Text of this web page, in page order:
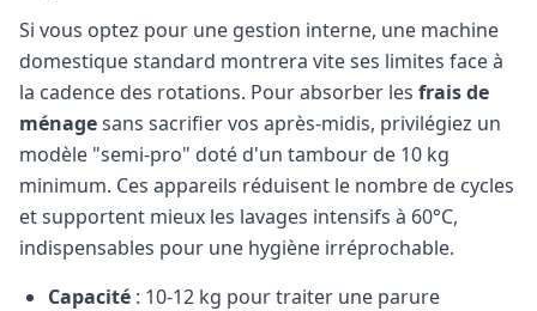
Si vous optez pour une gestion interne, une machine
domestique standard montrera vite ses limites face à
la cadence des rotations. Pour absorber les frais de
ménagesans sacrifier vos après-midis, privilégiez un
modèle "semi-pro" doté d'un tambour de 10 kg
minimum. Ces appareils réduisent le nombre de cycles
et supportent mieux les lavages intensifs à 60°C,
indispensables pour une hygiène irréprochable.
Capacité : 10-12 kg pour traiter une parure